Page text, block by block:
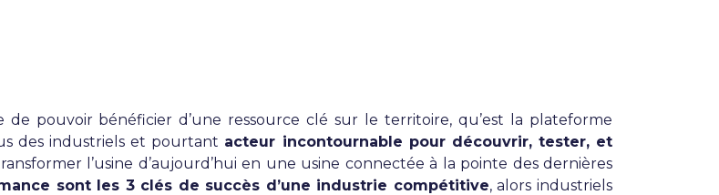
de pouvoir bénéficier d’une ressource clé sur le territoire, qu’est la plateforme
des industriels et pourtant acteur incontournable pour découvrir, tester, et
l’usine d’aujourd’hui en une usine connectée à la pointe des dernières
sont les 3 clés de succès d’une industrie compétitive, alors industriels